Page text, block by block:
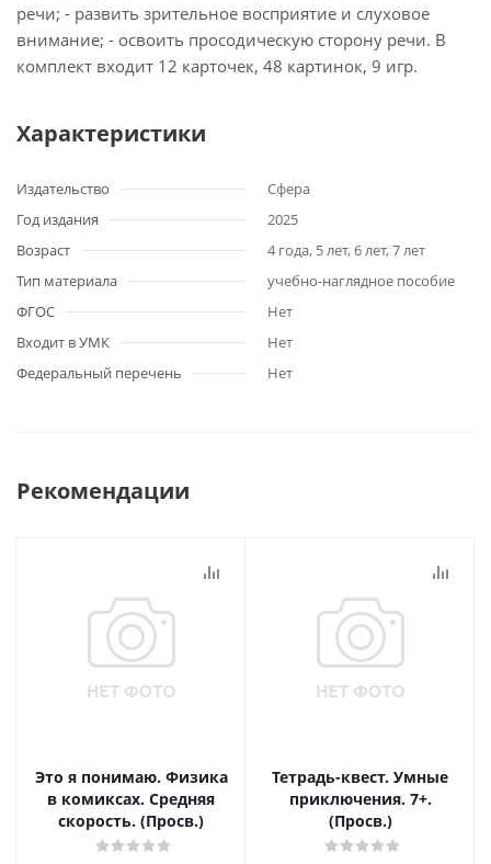
речи; - развить зрительное восприятие и слуховое
внимание; - освоить просодическую сторону речи. В
комплект входит 12 карточек, 48 картинок, 9 игр.
Характеристики
Издательство
Сфера
Год издания
2025
Возраст
4 года, 5 лет, 6 лет, 7 лет
Тип материала
учебно-наглядное пособие
ФГОС
Нет
Входит в УМК
Нет
Федеральный перечень
Нет
Рекомендации
Это я понимаю. Физика
в комиксах. Средняя
скорость. (Просв.)
Тетрадь-квест. Умные
приключения. 7+.
(Просв.)